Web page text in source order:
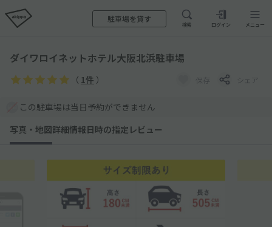
駐車場を貸す
検索 ログイン メニュー
ダイワロイネットホテル大阪北浜駐車場
（ 1件 ） 保存 シェア
この駐車場は当日予約ができません
写真・地図詳細情報日時の指定 レビュー